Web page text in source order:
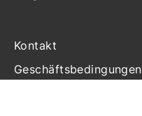
Kontakt
Geschäftsbedingungen